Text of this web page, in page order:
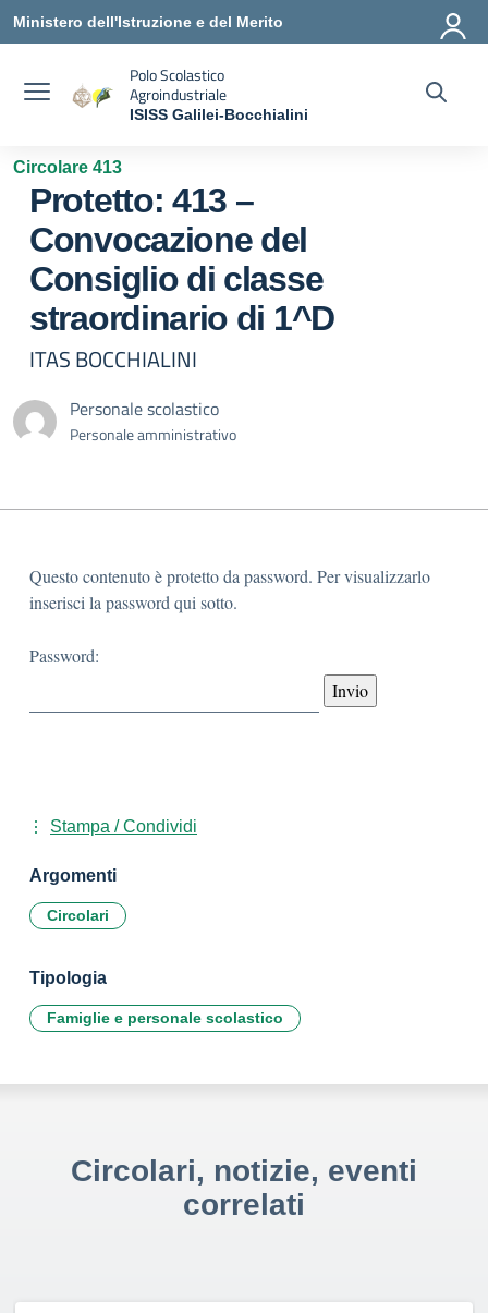
Ministero dell'Istruzione e del Merito
Polo Scolastico
Agroindustriale
ISISS Galilei-Bocchialini
Circolare 413
Protetto: 413 –
Convocazione del
Consiglio di classe
straordinario di 1^D
ITAS BOCCHIALINI
Personale scolastico
Personale amministrativo
Questo contenuto è protetto da password. Per visualizzarlo
inserisci la password qui sotto.
Password:
Stampa / Condividi
Argomenti
Circolari
Tipologia
Famiglie e personale scolastico
Circolari, notizie, eventi
correlati